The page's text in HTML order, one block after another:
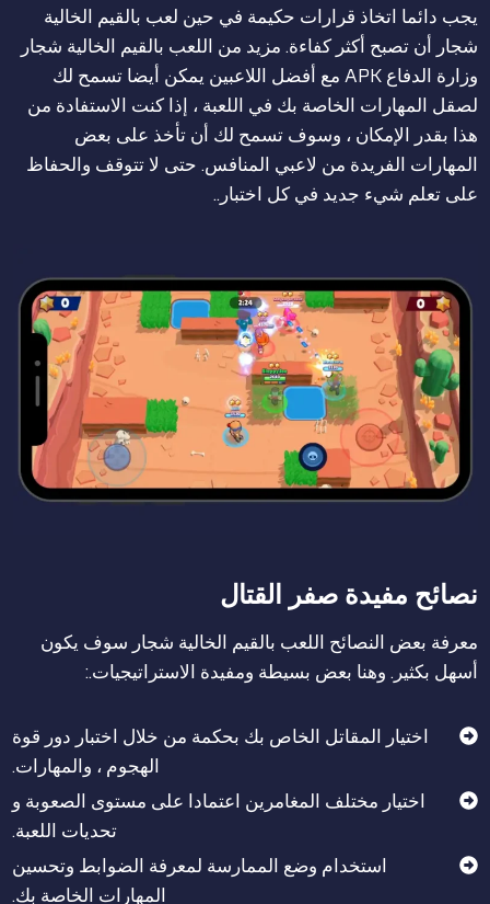
يجب دائما اتخاذ قرارات حكيمة في حين لعب بالقيم الخالية
شجار أن تصبح أكثر كفاءة. مزيد من اللعب بالقيم الخالية شجار
وزارة الدفاع APK مع أفضل اللاعبين يمكن أيضا تسمح لك
لصقل المهارات الخاصة بك في اللعبة ، إذا كنت الاستفادة من
هذا بقدر الإمكان ، وسوف تسمح لك أن تأخذ على بعض
المهارات الفريدة من لاعبي المنافس. حتى لا تتوقف والحفاظ
على تعلم شيء جديد في كل اختبار..
نصائح مفيدة صفر القتال
معرفة بعض النصائح اللعب بالقيم الخالية شجار سوف يكون
أسهل بكثير. وهنا بعض بسيطة ومفيدة الاستراتيجيات.:
اختيار المقاتل الخاص بك بحكمة من خلال اختبار دور قوة
الهجوم ، والمهارات.
اختيار مختلف المغامرين اعتمادا على مستوى الصعوبة و
تحديات اللعبة.
استخدام وضع الممارسة لمعرفة الضوابط وتحسين
المهارات الخاصة بك.